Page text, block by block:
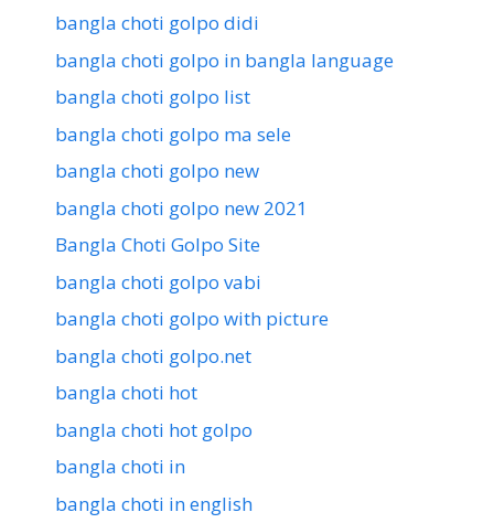
bangla choti golpo didi
bangla choti golpo in bangla language
bangla choti golpo list
bangla choti golpo ma sele
bangla choti golpo new
bangla choti golpo new 2021
Bangla Choti Golpo Site
bangla choti golpo vabi
bangla choti golpo with picture
bangla choti golpo.net
bangla choti hot
bangla choti hot golpo
bangla choti in
bangla choti in english